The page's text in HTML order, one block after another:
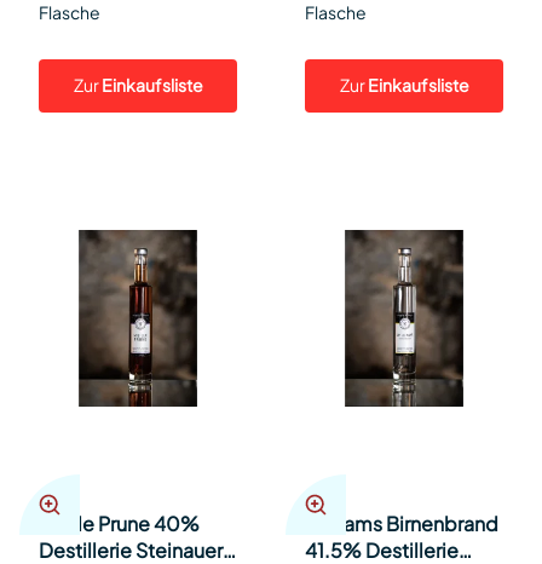
Flasche
ZurEinkaufsliste
Flasche
ZurEinkaufsliste
Vieille Prune 40%
Destillerie Steinauer
Williams Birnenbrand
41.5% Destillerie